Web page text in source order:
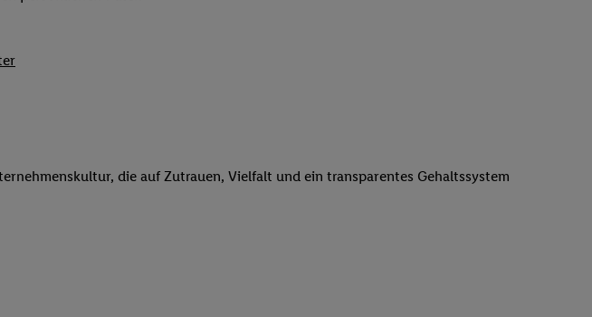
die auf Zutrauen, Vielfalt und ein transparentes Gehaltssystem
Verantwortlichkeit verarbeitet.
Telekommunikationsnetzbetreiber
Technologie auch auf Diensten wiedererkannt
- zusätzlich zur weiter unten erläuterten